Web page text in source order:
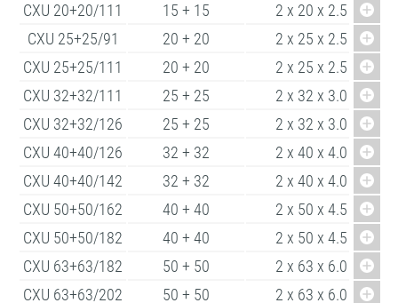
CXU 20+20/111
15 + 15
2 x 20 x 2.5
CXU 25+25/91
20 + 20
2 x 25 x 2.5
CXU 25+25/111
20 + 20
2 x 25 x 2.5
CXU 32+32/111
25 + 25
2 x 32 x 3.0
CXU 32+32/126
25 + 25
2 x 32 x 3.0
CXU 40+40/126
32 + 32
2 x 40 x 4.0
CXU 40+40/142
32 + 32
2 x 40 x 4.0
CXU 50+50/162
40 + 40
2 x 50 x 4.5
CXU 50+50/182
40 + 40
2 x 50 x 4.5
CXU 63+63/182
50 + 50
2 x 63 x 6.0
CXU 63+63/202
50 + 50 2 x 63 x 6.0